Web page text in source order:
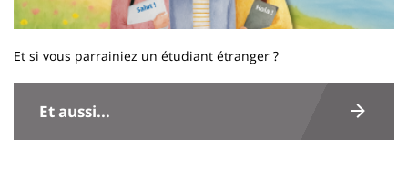
Et si vous parrainiez un étudiant étranger ?
Contenu
de
la
Et aussi...